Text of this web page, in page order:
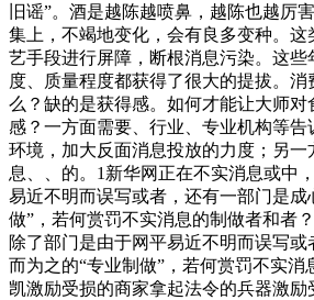
旧谣”。酒是越陈越喷鼻，越陈也越厉
集上，不竭地变化，会有良多变种。
艺手段进行屏障，断根消息污染。这些
度、质量程度都获得了很大的提拔。
么？缺的是获得感。如何才能让大师
感？一方面需要、行业、专业机构等告
环境，加大反面消息投放的力度；另一
息、、的。1新华网正在不实消息或中
易近不明而误写或者，还有一部门是成
做”，若何赏罚不实消息的制做者和者
除了部门是由于网平易近不明而误写
而为之的“专业制做”，若何赏罚不实消
凯激励受损的商家拿起法令的兵器激励